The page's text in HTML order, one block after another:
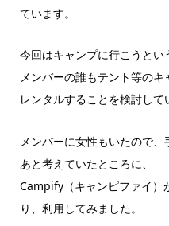
ています。
今回はキャンプに行こうとい
メンバーの誰もテント等のキ
レンタルすることを検討して
メンバーに女性もいたので
あと考えていたところに、
Campify（キャンピファイ）
り、利用してみました。